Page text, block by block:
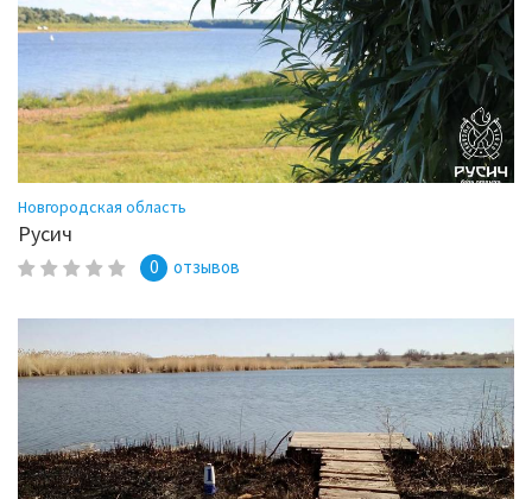
Новгородская область
Русич
0 отзывов